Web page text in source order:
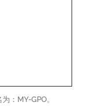
：MY-GPO。